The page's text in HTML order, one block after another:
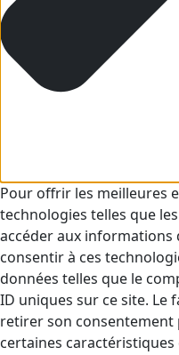
Pour offrir les meilleures
technologies telles que
accéder aux informations
consentir à ces
données telles que le
ID uniques sur ce site. Le
retirer son
certaines